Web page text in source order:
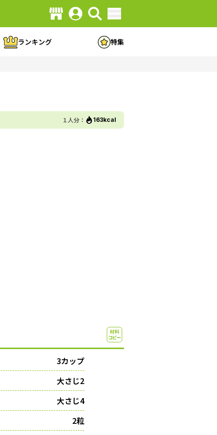
ランキング 特集
１人分： 163kcal
3カップ
大さじ2
大さじ4
2粒